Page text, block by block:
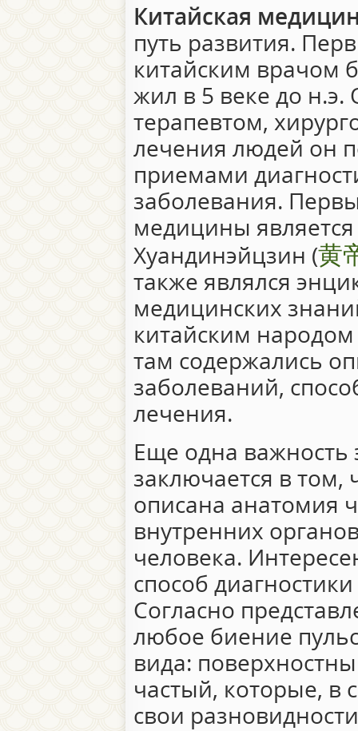
Китайская
путь развития.
китайским врачом
жил в 5 веке до
терапевтом,
лечения людей он
приемами
заболевания.
медицины
Хуандинэйцзин (黄
также являлся
медицинских
китайским
там содержались
заболеваний,
лечения.
Еще одна важность
заключается в
описана анатомия
внутренних
человека.
способ
Согласно
любое биение
вида:
частый, которые, в
свои